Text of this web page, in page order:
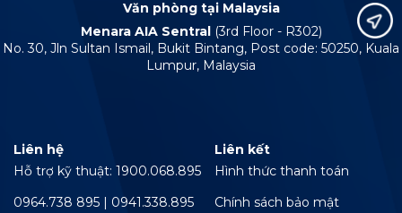
Văn phòng tại Malaysia
Menara AIA Sentral (3rd Floor - R302)
No. 30, Jln Sultan Ismail, Bukit Bintang, Post code: 50250, Kuala
Lumpur, Malaysia
Liên hệ
Hỗ trợ kỹ thuật: 1900.068.895
0964.738 895 | 0941.338.895
Liên kết
Hình thức thanh toán
Chính sách bảo mật